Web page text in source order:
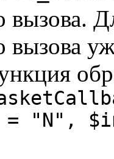
вызова.
вызова
= "N",